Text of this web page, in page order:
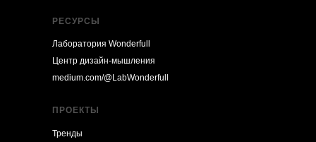
РЕСУРСЫ
Лаборатория Wonderfull
Центр дизайн-мышления
medium.com/@LabWonderfull
ПРОЕКТЫ
Тренды